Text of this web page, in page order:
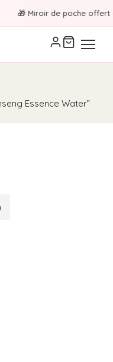
🎁 Miroir de poche offert
Essence Water”